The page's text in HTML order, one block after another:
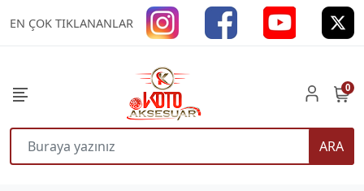
EN ÇOK TIKLANANLAR
ARA
0